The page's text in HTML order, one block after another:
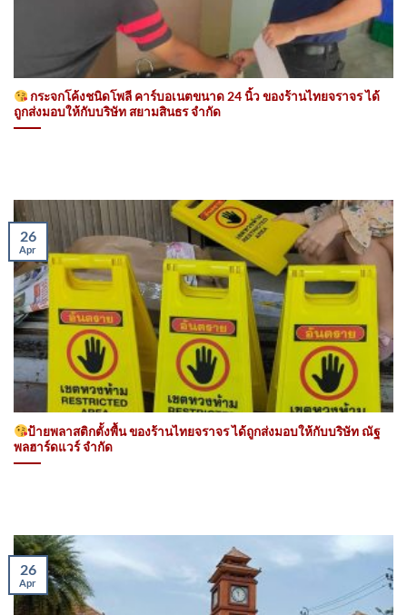
กระจกโค้งชนิดโพลี คาร์บอเนตขนาด 24 นิ้ว ของร้านไทยจราจร ได้
ถูกส่งมอบให้กับบริษัท สยามสินธร จำกัด
ป้ายพลาสติกตั้งพื้น ของร้านไทยจราจร ได้ถูกส่งมอบให้กับบริษัท ณัฐ
พลฮาร์ดแวร์ จำกัด
26
Apr
26
Apr